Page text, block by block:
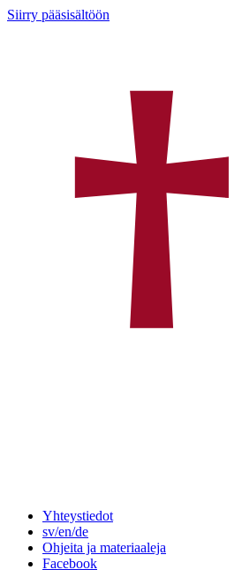
Siirry pääsisältöön
Yhteystiedot
sv/en/de
Ohjeita ja materiaaleja
Facebook